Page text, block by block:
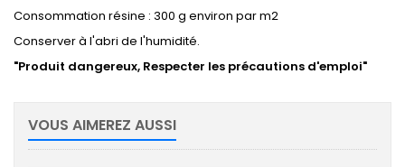
Consommation résine : 300 g environ par m2
Conserver à l'abri de l'humidité.
"Produit dangereux, Respecter les précautions d'emploi"
VOUS AIMEREZ AUSSI